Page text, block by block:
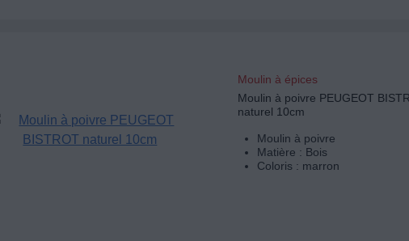
Moulin à épices
Moulin à poivre PEUGEOT
naturel 10cm
Moulin à poivre
Matière : Bois
Coloris : marron